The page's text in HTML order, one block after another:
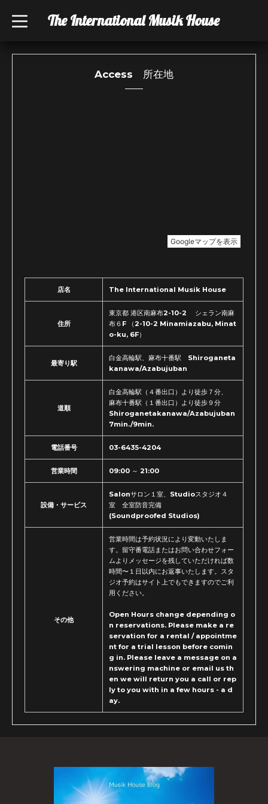
The International Musik House
t
o
l
Access 所在地
店名 The International Musik House
住所
東京都 港区南麻布2-10-2 シェラン南麻
布６F （2-10-2 Minamiazabu, Minat
o-ku, 6F）
最寄り駅
白金高輪駅、麻布十番駅 Shiroganeta
kanawa/Azabujuban
道順
白金高輪駅（４番出口）より徒歩７分、
麻布十番駅（１番出口）より徒歩９分
Shiroganetakanawa/Azabujuban
7min./9min.
電話番号 03-6435-4204
営業時間 09:00 ～ 21:00
設備・サービス
Salonサロン１室、Studioスタジオ４
室 全室防音完備
(Soundproofed Studios)
その他
営業時間は予約状況により変動いたしま
す。留守番電話またはお問い合わせフォー
ムよりメッセージを残していただければ数
時間〜１日以内にお返事いたします。スタ
ジオ予約はサイト上でもできますのでご利
用ください。
Open Hours change depending o
n reservations. Please make a re
servation for a rental / appointme
nt for a trial lesson before comin
g in. Please leave a message on a
nswering machine or email us th
en we will return you a call or rep
ly to you with in a few hours - a d
ay.